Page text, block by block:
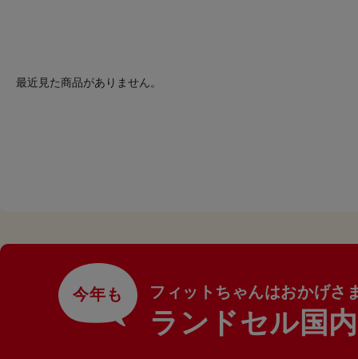
最近見た商品がありません。
今年も フィットちゃんはおかげさ
ランドセル国